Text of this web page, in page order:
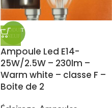
Ampoule Led E14-
25W/2.5W – 230lm –
Warm white – classe F –
Boite de 2